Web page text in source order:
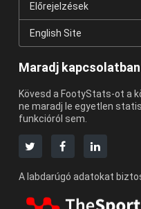
Előrejelzések
English Site
Maradj kapcsolatban
Kövesd a FootyStats-ot a
ne maradj le egyetlen
funkcióról sem.
A labdarúgó adatokat